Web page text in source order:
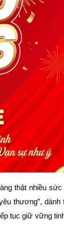
thật nhiều
thương”,
tục giữ vững